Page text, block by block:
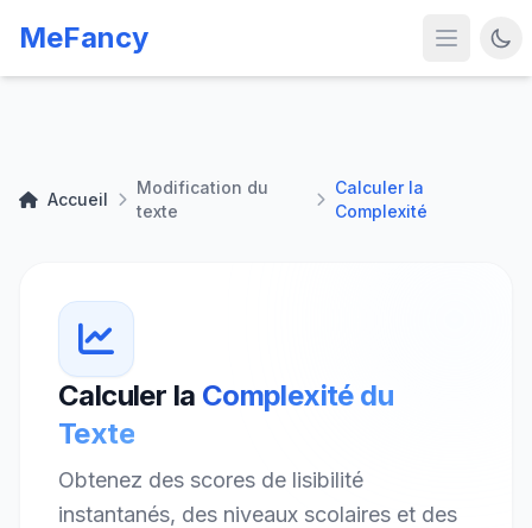
MeFancy
Accueil
Modification du
texte
Calculer la
Complexité
Calculer la Complexité du
Texte
Obtenez des scores de lisibilité
instantanés, des niveaux scolaires et des